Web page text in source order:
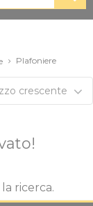
Plafoniere
crescente
ricerca.